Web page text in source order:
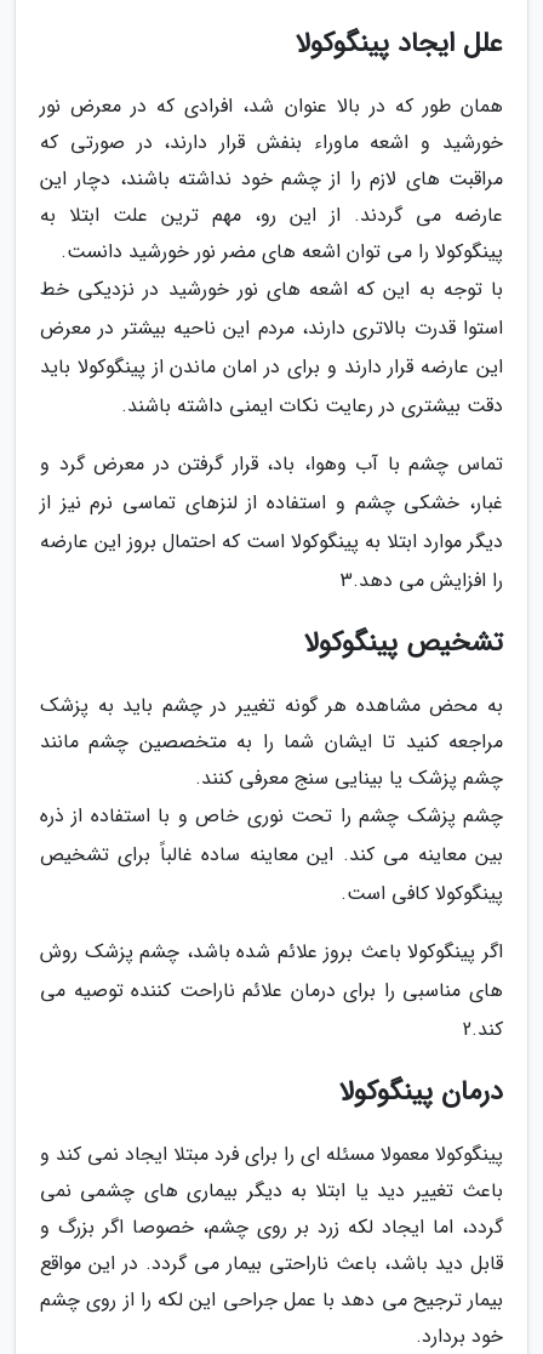
علل ایجاد پینگوکولا
همان طور که در بالا عنوان شد، افرادی که در معرض نور
خورشید و اشعه ماوراء بنفش قرار دارند، در صورتی که
مراقبت های لازم را از چشم خود نداشته باشند، دچار این
عارضه می گردند. از این رو، مهم ترین علت ابتلا به
پینگوکولا را می توان اشعه های مضر نور خورشید دانست.
با توجه به این که اشعه های نور خورشید در نزدیکی خط
استوا قدرت بالاتری دارند، مردم این ناحیه بیشتر در معرض
این عارضه قرار دارند و برای در امان ماندن از پینگوکولا باید
دقت بیشتری در رعایت نکات ایمنی داشته باشند.
تماس چشم با آب وهوا، باد، قرار گرفتن در معرض گرد و
غبار، خشکی چشم و استفاده از لنزهای تماسی نرم نیز از
دیگر موارد ابتلا به پینگوکولا است که احتمال بروز این عارضه
را افزایش می دهد.3
تشخیص پینگوکولا
به محض مشاهده هر گونه تغییر در چشم باید به پزشک
مراجعه کنید تا ایشان شما را به متخصصین چشم مانند
چشم پزشک یا بینایی سنج معرفی کنند.
چشم پزشک چشم را تحت نوری خاص و با استفاده از ذره
بین معاینه می کند. این معاینه ساده غالباً برای تشخیص
پینگوکولا کافی است.
اگر پینگوکولا باعث بروز علائم شده باشد، چشم پزشک روش
های مناسبی را برای درمان علائم ناراحت کننده توصیه می
کند.2
درمان پینگوکولا
پینگوکولا معمولا مسئله ای را برای فرد مبتلا ایجاد نمی کند و
باعث تغییر دید یا ابتلا به دیگر بیماری های چشمی نمی
گردد، اما ایجاد لکه زرد بر روی چشم، خصوصا اگر بزرگ و
قابل دید باشد، باعث ناراحتی بیمار می گردد. در این مواقع
بیمار ترجیح می دهد با عمل جراحی این لکه را از روی چشم
خود بردارد.